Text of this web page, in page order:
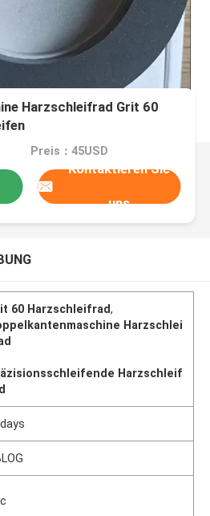
Harzschleifrad Grit 60
Preis：45USD
Kontaktieren Sie
uns
60 Harzschleifrad,
Harzschlei
Harzschleif